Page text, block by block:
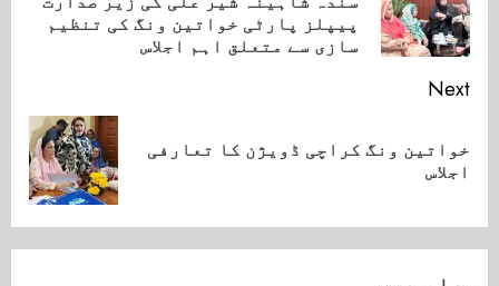
پیپلز پارٹی خواتین ونگ کی تنظیم
سازی سے متعلق اہم اجلاس
Next
Next
post:
خواتین ونگ کراچی ڈویژن کا تعارفی
اجلاس